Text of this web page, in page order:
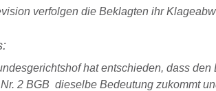
verfolgen die Beklagten ihr
hat entschieden, dass den
2 BGB dieselbe Bedeutung zukommt